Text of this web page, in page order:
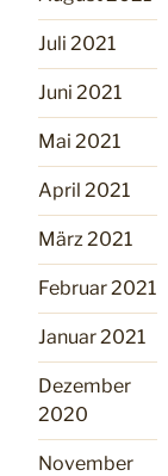
Juli 2021
Juni 2021
Mai 2021
April 2021
März 2021
Februar 2021
Januar 2021
Dezember
2020
November